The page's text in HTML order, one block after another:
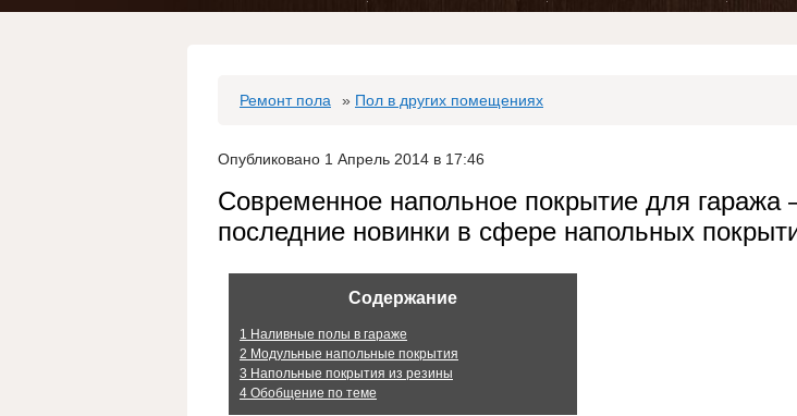
Ремонт пола » Пол в других помещениях
Опубликовано 1 Апрель 2014 в 17:46
Современное напольное покрытие для
последние новинки в сфере напольных
Содержание
1 Наливные полы в гараже
2 Модульные напольные покрытия
3 Напольные покрытия из резины
4 Обобщение по теме